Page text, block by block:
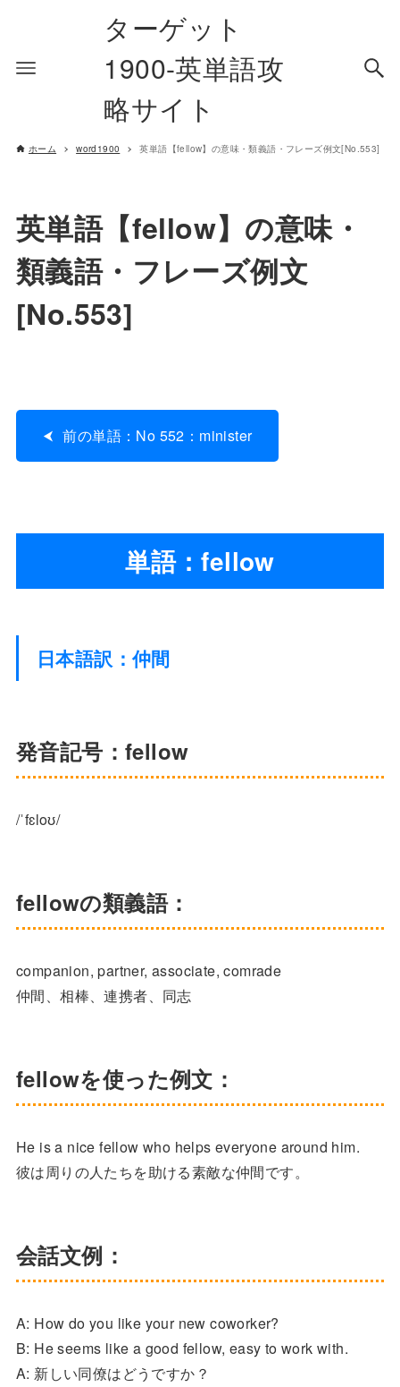
ターゲット
1900-英単語攻
略サイト
ホーム word1900 英単語【fellow】の意味・類義語・フレーズ例文[No.553]
英単語【fellow】の意味・
類義語・フレーズ例文
[No.553]
前の単語：No 552：minister
単語：fellow
日本語訳：仲間
発音記号：fellow
/ˈfɛloʊ/
fellowの類義語：
companion, partner, associate, comrade
仲間、相棒、連携者、同志
fellowを使った例文：
He is a nice fellow who helps everyone around him.
彼は周りの人たちを助ける素敵な仲間です。
会話文例：
A: How do you like your new coworker?
B: He seems like a good fellow, easy to work with.
A: 新しい同僚はどうですか？